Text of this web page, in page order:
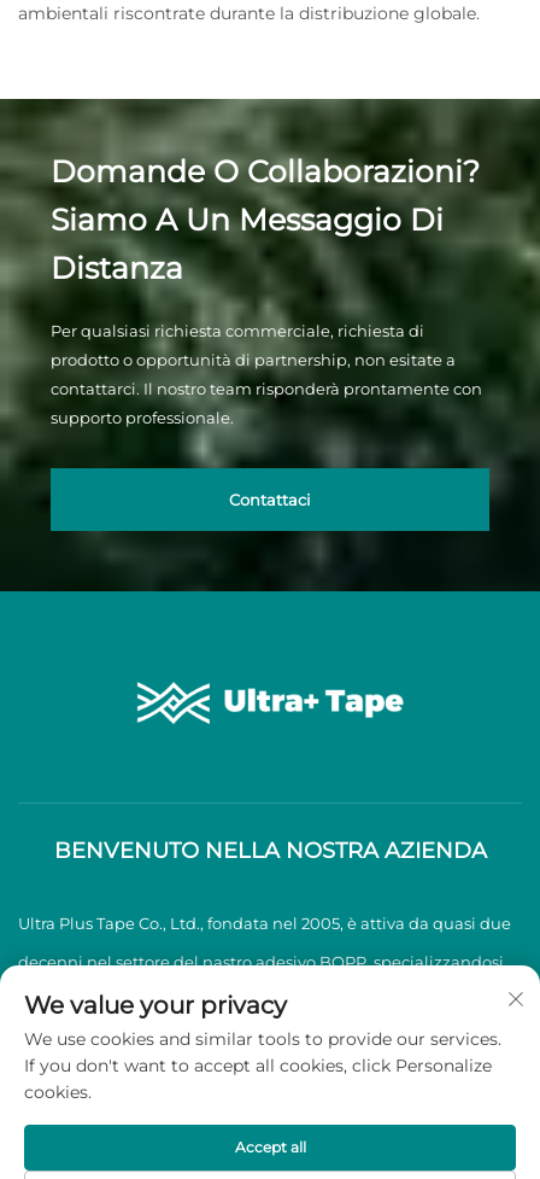
ambientali riscontrate durante la distribuzione globale.
Domande O Collaborazioni?
Siamo A Un Messaggio Di
Distanza
Per qualsiasi richiesta commerciale, richiesta di
prodotto o opportunità di partnership, non esitate a
contattarci. Il nostro team risponderà prontamente con
supporto professionale.
Contattaci
BENVENUTO NELLA NOSTRA AZIENDA
Ultra Plus Tape Co., Ltd., fondata nel 2005, è attiva da quasi due
decenni nel settore del nastro adesivo BOPP, specializzandosi
nella produzione e vendita di nastri adesivi BOPP di alta
qualità.
Informativa sulla privacy
We value your privacy
We use cookies and similar tools to provide our services.
If you don't want to accept all cookies, click Personalize
cookies.
Accept all